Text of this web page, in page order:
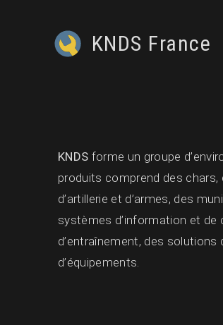
KNDS France
KNDS forme un groupe
produits comprend des
d’artillerie et d’armes, des
systèmes d’information et
d’entraînement, des
d’équipements.